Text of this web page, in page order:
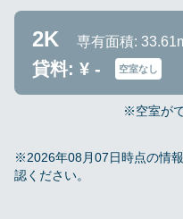
2K 専有面積:
貸料: ¥ - 空室なし
※空室が
※2026年08月07日時点の情
認ください。